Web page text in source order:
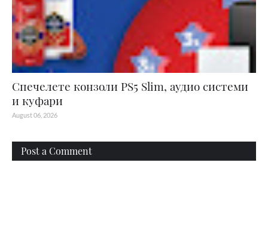
Спечелете конзоли PS5 Slim, аудио системи
и куфари
August 06, 2026
Post a Comment